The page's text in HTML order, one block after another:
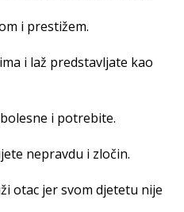
i prestižem.
i laž predstavljate kao
i potrebite.
nepravdu i zločin.
otac jer svom djetetu nije